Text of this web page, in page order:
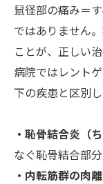
鼠径部の痛み＝
ではありません
ことが、正しい
病院ではレント
下の疾患と区別し
・恥骨結合炎（
なぐ恥骨結合部
・内転筋群の肉離